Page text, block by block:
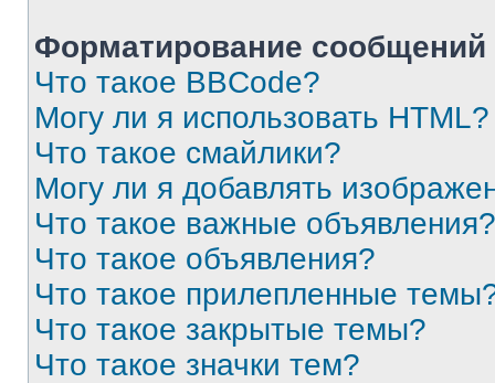
Форматирование
Что такое BBCode?
Могу ли я использовать HTML?
Что такое смайлики?
Могу ли я добавлять
Что такое важные объявления?
Что такое объявления?
Что такое прилепленные
Что такое закрытые темы?
Что такое значки тем?